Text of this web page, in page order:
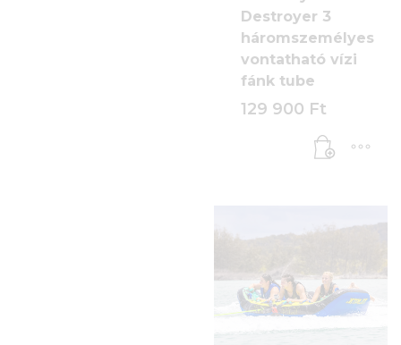
Destroyer 3
háromszemélyes
vontatható vízi
fánk tube
129 900 Ft